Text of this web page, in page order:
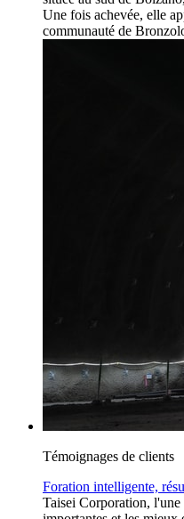
Une fois achevée, elle
communauté de
Témoignages de clients
Foration intelligente,
Taisei Corporation, l'une